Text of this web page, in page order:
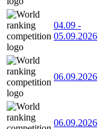
04.09 -
05.09.2026
06.09.2026
06.09.2026